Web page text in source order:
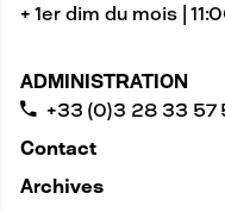
+ 1er dim du mois |
ADMINISTRATION
+33 (0)3 28 33 57
Contact
Archives